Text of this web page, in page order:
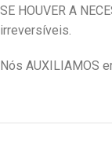
SE HOUVER A
irreversíveis.
Nós AUXILIAMOS